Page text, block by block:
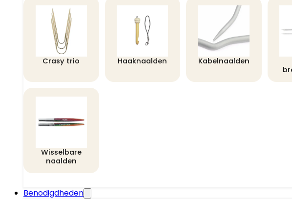
Crasy trio Haaknaalden Kabelnaalden
Wisselbare
naalden
Benodigdheden